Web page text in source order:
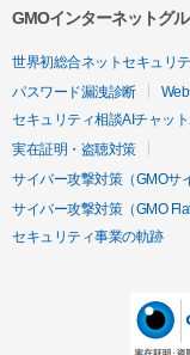
GMOインターネットグ
世界初総合ネットセキュリ
パスワード漏洩診断
セキュリティ相談AIチャット
実在証明・盗聴対策
サイバー攻撃対策（GMOサ
サイバー攻撃対策（GMO
セキュリティ事業の軌跡